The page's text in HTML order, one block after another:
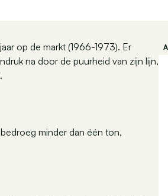
op de markt (1966-1973). Er
na door de puurheid van zijn lijn,
minder dan één ton,